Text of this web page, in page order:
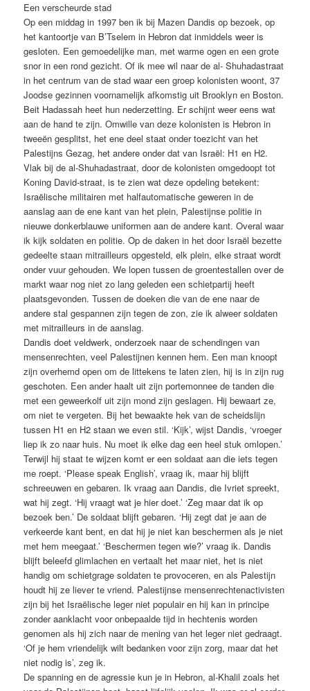
Een verscheurde stad
Op een middag in 1997 ben ik bij Mazen Dandis op bezoek, op
het kantoortje van B’Tselem in Hebron dat inmiddels weer is
gesloten. Een gemoedelijke man, met warme ogen en een grote
snor in een rond gezicht. Of ik mee wil naar de al- Shuhadastraat
in het centrum van de stad waar een groep kolonisten woont, 37
Joodse gezinnen voornamelijk afkomstig uit Brooklyn en Boston.
Beit Hadassah heet hun nederzetting. Er schijnt weer eens wat
aan de hand te zijn. Omwille van deze kolonisten is Hebron in
tweeën gesplitst, het ene deel staat onder toezicht van het
Palestijns Gezag, het andere onder dat van Israël: H1 en H2.
Vlak bij de al-Shuhadastraat, door de kolonisten omgedoopt tot
Koning David-straat, is te zien wat deze opdeling betekent:
Israëlische militairen met halfautomatische geweren in de
aanslag aan de ene kant van het plein, Palestijnse politie in
nieuwe donkerblauwe uniformen aan de andere kant. Overal waar
ik kijk soldaten en politie. Op de daken in het door Israël bezette
gedeelte staan mitrailleurs opgesteld, elk plein, elke straat wordt
onder vuur gehouden. We lopen tussen de groentestallen over de
markt waar nog niet zo lang geleden een schietpartij heeft
plaatsgevonden. Tussen de doeken die van de ene naar de
andere stal gespannen zijn tegen de zon, zie ik alweer soldaten
met mitrailleurs in de aanslag.
Dandis doet veldwerk, onderzoek naar de schendingen van
mensenrechten, veel Palestijnen kennen hem. Een man knoopt
zijn overhemd open om de littekens te laten zien, hij is in zijn rug
geschoten. Een ander haalt uit zijn portemonnee de tanden die
met een geweerkolf uit zijn mond zijn geslagen. Hij bewaart ze,
om niet te vergeten. Bij het bewaakte hek van de scheidslijn
tussen H1 en H2 staan we even stil. ‘Kijk’, wijst Dandis, ‘vroeger
liep ik zo naar huis. Nu moet ik elke dag een heel stuk omlopen.’
Terwijl hij staat te wijzen komt er een soldaat aan die iets tegen
me roept. ‘Please speak English’, vraag ik, maar hij blijft
schreeuwen en gebaren. Ik vraag aan Dandis, die Ivriet spreekt,
wat hij zegt. ‘Hij vraagt wat je hier doet.’ ‘Zeg maar dat ik op
bezoek ben.’ De soldaat blijft gebaren. ‘Hij zegt dat je aan de
verkeerde kant bent, en dat hij je niet kan beschermen als je niet
met hem meegaat.’ ‘Beschermen tegen wie?’ vraag ik. Dandis
blijft beleefd glimlachen en vertaalt het maar niet, het is niet
handig om schietgrage soldaten te provoceren, en als Palestijn
houdt hij ze liever te vriend. Palestijnse mensenrechtenactivisten
zijn bij het Israëlische leger niet populair en hij kan in principe
zonder aanklacht voor onbepaalde tijd in hechtenis worden
genomen als hij zich naar de mening van het leger niet gedraagt.
‘Of je hem vriendelijk wilt bedanken voor zijn zorg, maar dat het
niet nodig is’, zeg ik.
De spanning en de agressie kun je in Hebron, al-Khalil zoals het